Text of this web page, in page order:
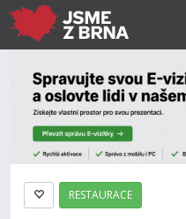
RESTAURACE